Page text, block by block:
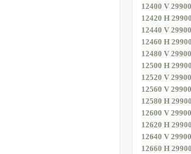
12400 V
12420 H
12440 V
12460 H
12480 V
12500 H
12520 V
12560 V
12580 H
12600 V
12620 H
12640 V
12660 H